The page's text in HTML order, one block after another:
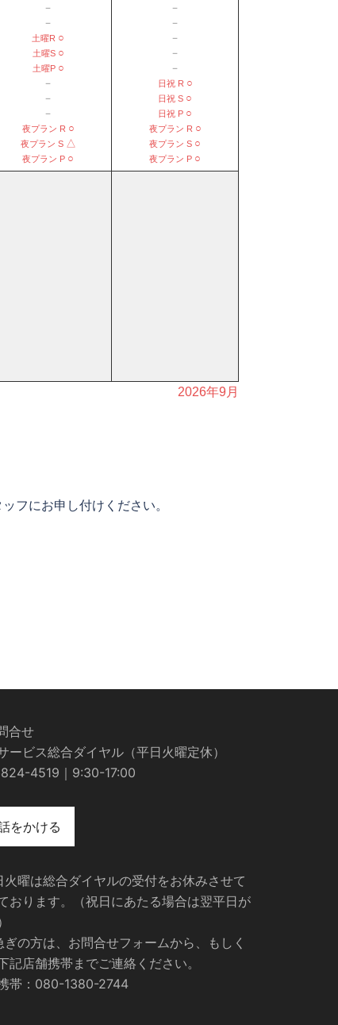
－
－
土曜R ○
土曜S ○
土曜P ○
－
－
－
夜プラン R ○
夜プラン S △
夜プラン P ○
－
－
－
－
－
日祝 R ○
日祝 S ○
日祝 P ○
夜プラン R ○
夜プラン S ○
夜プラン P ○
2026年9月
フにお申し付けください。
合せ
ービス総合ダイヤル（平日火曜定休）
4519｜9:30-17:00
をかける
火曜は総合ダイヤルの受付をお休みさせて
おります。（祝日にあたる場合は翌平日が
ぎの方は、お問合せフォームから、もしく
記店舗携帯までご連絡ください。
帯：080-1380-2744